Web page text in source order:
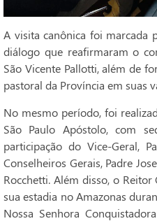
A visita canônica foi marcada
diálogo que reafirmaram o
São Vicente Pallotti, além de
pastoral da Província em suas
No mesmo período, foi
São Paulo Apóstolo, com
participação do Vice-Geral,
Conselheiros Gerais, Padre
Rocchetti. Além disso, o
sua estadia no Amazonas
Nossa Senhora